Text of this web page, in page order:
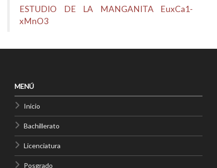
ESTUDIO DE LA MANGANITA EuxCa1-
xMnO3
MENÚ
Inicio
Bachillerato
Licenciatura
Posgrado